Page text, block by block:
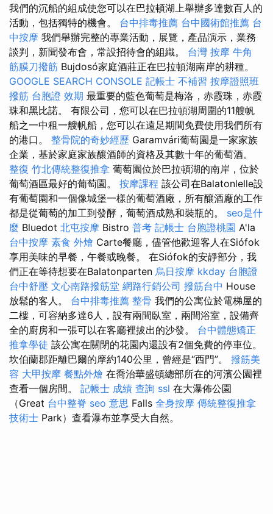
我們的沉船的組成使您可以在巴拉頓湖上舉辦多達數百人的
活動，包括獨特的機會。 台中排毒推薦 台中國術館推薦 台
中按摩 我們舉辦完整的專業活動，展覽，產品演示，業務
談判，新聞發布會，常設招待會的組織。 台灣 按摩 牛角
筋膜刀撥筋 Bujdosó家庭酒莊正在巴拉頓湖南岸的耕種。
GOOGLE SEARCH CONSOLE 記帳士 不補習 按摩證照班
撥筋 台胞證 效期 最重要的藍色葡萄是梅洛，赤霞珠，赤霞
珠和黑比諾。 有限公司，您可以在巴拉頓湖周圍的11艘帆
船之一中租一艘帆船，您可以在遠足期間免費使用我們所有
的港口。 整骨院的奇妙經歷 Garamvári葡萄園是一家家族
企業，基於家庭家族釀酒師的資格及其數十年的葡萄酒。
整復 竹北傳統整復推拿 葡萄園位於巴拉頓湖的南岸，位於
葡萄酒區最好的葡萄園。 按摩課程 該公司在Balatonlelle設
有葡萄園和一個像城堡一樣的葡萄酒廠，所有​​釀酒廠的工作
都是從葡萄的加工到發酵，葡萄酒成熟和裝瓶的。 seo是什
麼 Bluedot 北屯按摩 Bistro 普考 記帳士 台胞證桃園 A'la
台中按摩 素食 外燴 Carte餐廳，儘管他歡迎客人在Siófok
享用美味的早餐，午餐或晚餐。 在Siófok的安靜部分，我
們正在等待想要在Balatonparten 烏日按摩 kkday 台胞證
台中舒壓 文心南路撥筋堂 網路行銷公司 撥筋台中 House
放鬆的客人。 台中排毒推薦 整骨 我們的公寓位於電梯屋的
二樓，可容納多達6人，設有兩間臥室，兩間浴室，設備齊
全的廚房和一張可以在客廳裡拔出的沙發。 台中體態矯正
推拿學徒 該公寓在關閉的花園內還設有2個免費的停車位。
坎伯蘭郡距離巴爾的摩約140公里，曾經是“西門”。 撥筋美
容 大甲按摩 餐點外燴 在喬治華盛頓總部所在的河濱公園裡
查看一個房間。 記帳士 成績 查詢 ssl 在大瀑佈公園
（Great 台中整脊 seo 意思 Falls 全身按摩 傳統整復推拿
技術士 Park）查看瀑布並享受大自然。